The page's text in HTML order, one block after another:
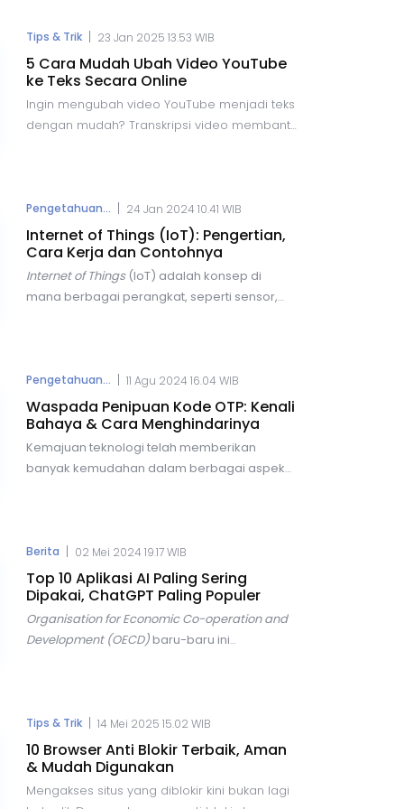
kemampuan untuk mengubah foto menjadi
video dengan bantuan AI.
Tips & Trik | 23 Jan 2025 13.53 WIB
5 Cara Mudah Ubah Video YouTube
ke Teks Secara Online
Ingin mengubah video YouTube menjadi teks
dengan mudah? Transkripsi video membantu
dengan cepat dan akurat, menggunakan
berbagai alat yang tersedia secara gratis
maupun berbayar.
Pengetahuan... | 24 Jan 2024 10.41 WIB
Internet of Things (IoT): Pengertian,
Cara Kerja dan Contohnya
Internet of Things(IoT) adalah konsep di
mana berbagai perangkat, seperti sensor,
dapat terkoneksi untuk melakukan berbagai
aktivitas, mulai dari pencarian informasi
hingga pengolahan data, tanpa perlu campur
tangan manusia.
Pengetahuan... | 11 Agu 2024 16.04 WIB
Waspada Penipuan Kode OTP: Kenali
Bahaya & Cara Menghindarinya
Kemajuan teknologi telah memberikan
banyak kemudahan dalam berbagai aspek
terdapat risiko yang semakin besar, salah
satunya adalah ancaman penipuan
kodeOne-Time Password(OTP).
Berita | 02 Mei 2024 19.17 WIB
Top 10 Aplikasi AI Paling Sering
Dipakai, ChatGPT Paling Populer
Organisation for Economic Co-operation and
Development (OECD) baru-baru ini
laporannya, OECD menyebutkan bahwa AI
menjadi topik yang hangat diperbincangkan
di berbagai forum, terutama dalam konteks
hubungan internasional.
Tips & Trik | 14 Mei 2025 15.02 WIB
10 Browser Anti Blokir Terbaik, Aman
& Mudah Digunakan
Mengakses situs yang diblokir kini bukan lagi